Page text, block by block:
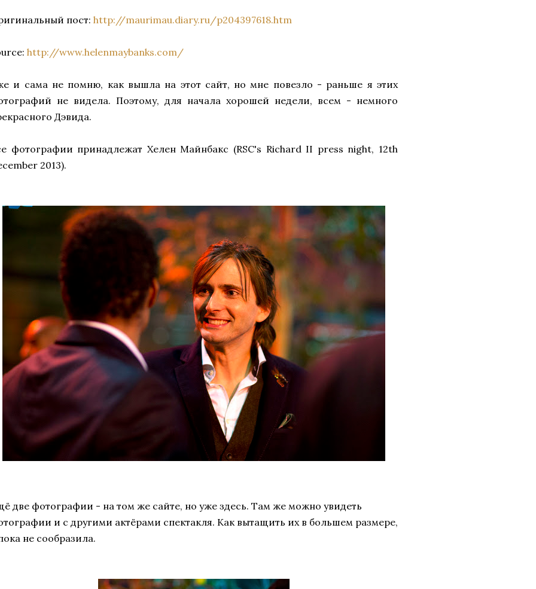
пост: http://maurimau.diary.ru/p204397618.htm
http://www.helenmaybanks.com/
и сама не помню, как вышла на этот сайт, но мне повезло - раньше я этих
не видела. Поэтому, для начала хорошей недели, всем - немного
Дэвида.
фотографии принадлежат Хелен Майнбакс (RSC's Richard II press night, 12th
2013).
две фотографии - на том же сайте, но уже здесь. Там же можно увидеть
и с другими актёрами спектакля. Как вытащить их в большем размере,
не сообразила.